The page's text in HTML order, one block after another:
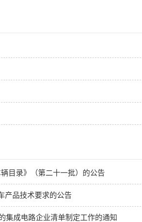
目录》（第二十一批）的公告
产品技术要求的公告
集成电路企业清单制定工作的通知